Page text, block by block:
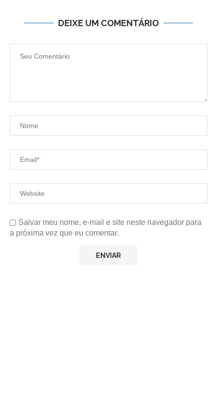
DEIXE UM COMENTÁRIO
Salvar meu nome, e-mail e site neste navegador para
a próxima vez que eu comentar.